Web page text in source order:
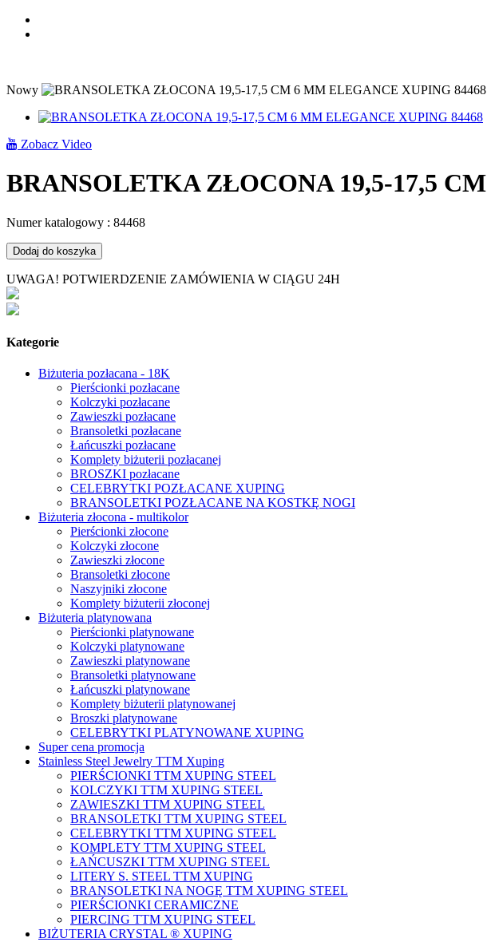
Nowy
Zobacz Video
BRANSOLETKA ZŁOCONA 19,5-17,5
Numer katalogowy : 84468
Dodaj do koszyka
UWAGA! POTWIERDZENIE ZAMÓWIENIA W CIĄGU 24H
Kategorie
Biżuteria pozłacana - 18K
Pierścionki pozłacane
Kolczyki pozłacane
Zawieszki pozłacane
Bransoletki pozłacane
Łańcuszki pozłacane
Komplety biżuterii pozłacanej
BROSZKI pozłacane
CELEBRYTKI POZŁACANE XUPING
BRANSOLETKI POZŁACANE NA KOSTKĘ NOGI
Biżuteria złocona - multikolor
Pierścionki złocone
Kolczyki złocone
Zawieszki złocone
Bransoletki złocone
Naszyjniki złocone
Komplety biżuterii złoconej
Biżuteria platynowana
Pierścionki platynowane
Kolczyki platynowane
Zawieszki platynowane
Bransoletki platynowane
Łańcuszki platynowane
Komplety biżuterii platynowanej
Broszki platynowane
CELEBRYTKI PLATYNOWANE XUPING
Super cena promocja
Stainless Steel Jewelry TTM Xuping
PIERŚCIONKI TTM XUPING STEEL
KOLCZYKI TTM XUPING STEEL
ZAWIESZKI TTM XUPING STEEL
BRANSOLETKI TTM XUPING STEEL
CELEBRYTKI TTM XUPING STEEL
KOMPLETY TTM XUPING STEEL
ŁAŃCUSZKI TTM XUPING STEEL
LITERY S. STEEL TTM XUPING
BRANSOLETKI NA NOGĘ TTM XUPING STEEL
PIERŚCIONKI CERAMICZNE
PIERCING TTM XUPING STEEL
BIŻUTERIA CRYSTAL ® XUPING